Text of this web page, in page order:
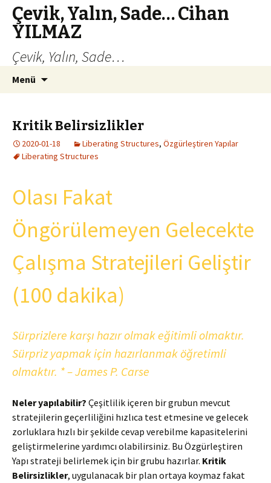
Çevik, Yalın, Sade… Cihan
YILMAZ
Çevik, Yalın, Sade…
Menü
Kritik Belirsizlikler
2020-01-18 Liberating Structures, Özgürleştiren Yapılar
Liberating Structures
Olası Fakat
Öngörülemeyen Gelecekte
Çalışma Stratejileri Geliştir
(100 dakika)
Sürprizlere karşı hazır olmak eğitimli olmaktır.
Sürpriz yapmak için hazırlanmak öğretimli
olmaktır. * – James P. Carse
Neler yapılabilir? Çeşitlilik içeren bir grubun mevcut
stratejilerin geçerliliğini hızlıca test etmesine ve gelecek
zorluklara hızlı bir şekilde cevap verebilme kapasitelerini
geliştirmelerine yardımcı olabilirsiniz. Bu Özgürleştiren
Yapı strateji belirlemek için bir grubu hazırlar. Kritik
Belirsizlikler, uygulanacak bir plan ortaya koymaz fakat